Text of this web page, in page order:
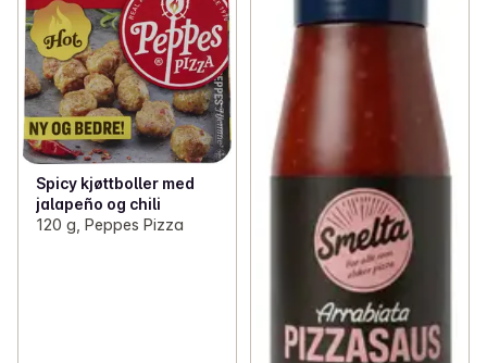
Spicy kjøttboller med
jalapeño og chili
120 g, Peppes Pizza